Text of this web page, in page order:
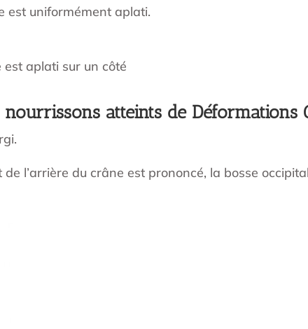
est uniformément aplati.
est aplati sur un côté
atteints de Déformations
de l’arrière du crâne est prononcé, la bosse